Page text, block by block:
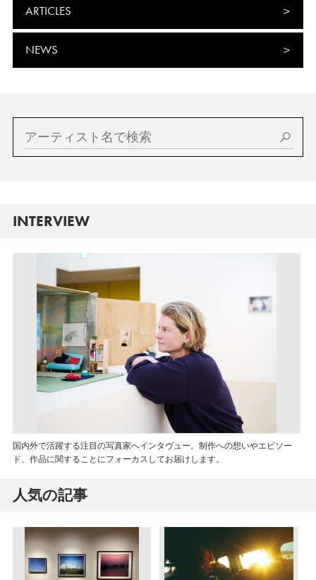
ARTICLES
NEWS
INTERVIEW
国内外で活躍する注目の写真家へインタヴュー。制作への想いやエピソー
ド、作品に関することにフォーカスしてお届けします。
人気の記事